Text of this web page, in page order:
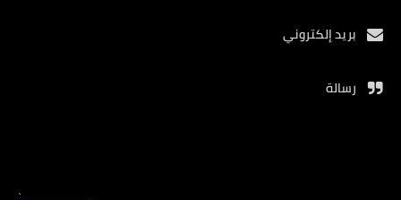
بريد إلكتروني
رسالة